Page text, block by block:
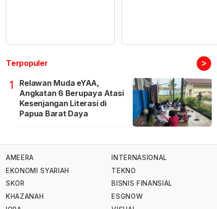
Terpopuler >
1
Relawan Muda eYAA,
Angkatan 6 Berupaya Atasi
Kesenjangan Literasi di
Papua Barat Daya
AMEERA
EKONOMI SYARIAH
SKOR
KHAZANAH
INTERNASIONAL
TEKNO
BISNIS FINANSIAL
ESGNOW